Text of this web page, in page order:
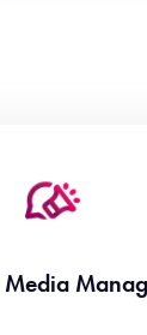
Media